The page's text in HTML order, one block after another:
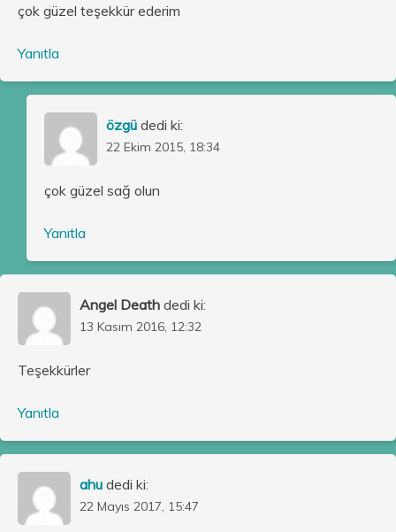
çok güzel teşekkür ederim
Yanıtla
özgü dedi ki:
22 Ekim 2015, 18:34
çok güzel sağ olun
Yanıtla
Angel Death dedi ki:
13 Kasım 2016, 12:32
Teşekkürler
Yanıtla
ahu dedi ki:
22 Mayıs 2017, 15:47